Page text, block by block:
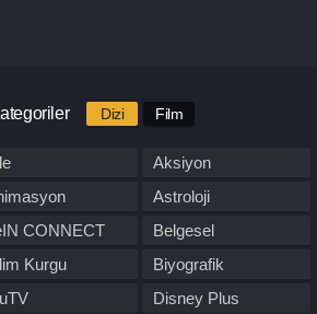
Dizi Film
Aksiyon
Astroloji
CONNECT
Belgesel
Kurgu
Biyografik
Disney Plus